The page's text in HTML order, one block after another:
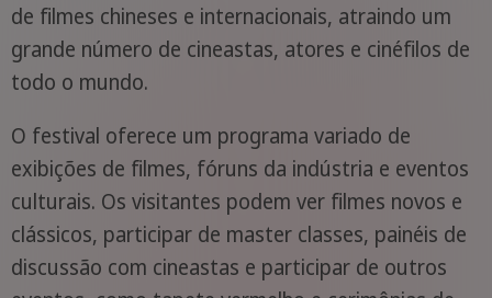
de filmes chineses e internacionais, atraindo um
grande número de cineastas, atores e cinéfilos de
todo o mundo.
O festival oferece um programa variado de
exibições de filmes, fóruns da indústria e eventos
culturais. Os visitantes podem ver filmes novos e
clássicos, participar de master classes, painéis de
discussão com cineastas e participar de outros